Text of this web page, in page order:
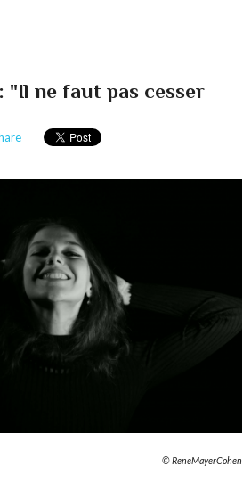
"Il ne faut pas cesser
© ReneMayerCohen